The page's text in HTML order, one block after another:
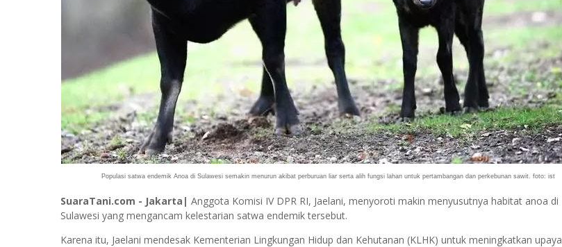
Populasi satwa endemik Anoa di Sulawesi semakin menurun akibat perburuan liar serta alih fungsi lahan untuk pertambangan dan perkebunan sawit. foto: ist
SuaraTani.com - Jakarta| Anggota Komisi IV DPR RI, Jaelani, menyoroti makin menyusutnya habitat anoa di
Sulawesi yang mengancam kelestarian satwa endemik tersebut.
Karena itu, Jaelani mendesak Kementerian Lingkungan Hidup dan Kehutanan (KLHK) untuk meningkatkan upaya